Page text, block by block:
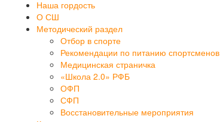
Наша гордость
О СШ
Методический раздел
Отбор в спорте
Рекомендации по питанию спортсменов
Медицинская страничка
«Школа 2.0» РФБ
ОФП
СФП
Восстановительные мероприятия